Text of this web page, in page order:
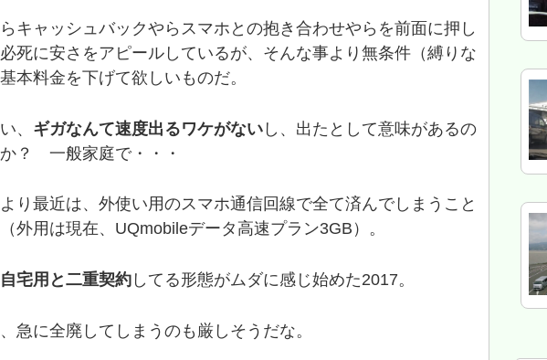
キャッシュバックやらスマホとの抱き合わせやらを前面に押し
死に安さをアピールしているが、そんな事より無条件（縛りな
本料金を下げて欲しいものだ。
、 ギガなんて速度出るワケがないし、出たとして意味があるの
？ 一般家庭で・・・
り最近は、外使い用のスマホ通信回線で全て済んでしまうこと
外用は現在、UQmobileデータ高速プラン3GB）。
自宅用と二重契約してる形態がムダに感じ始めた2017。
急に全廃してしまうのも厳しそうだな。